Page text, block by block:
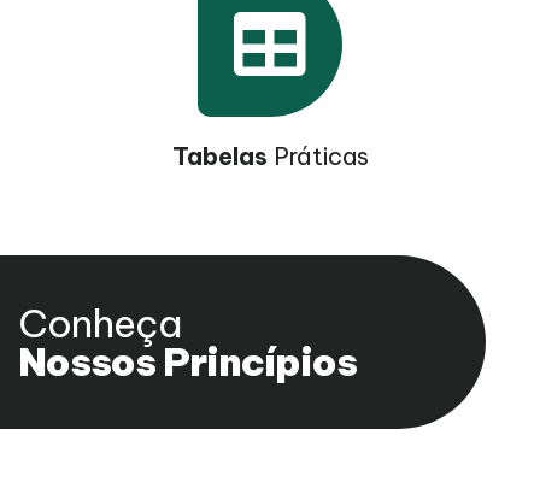
Tabelas Práticas
Conheça
Nossos Princípios